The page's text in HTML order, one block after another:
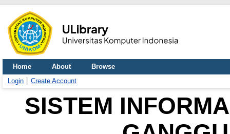
Home About
Browse
Login
Create Account
SISTEM